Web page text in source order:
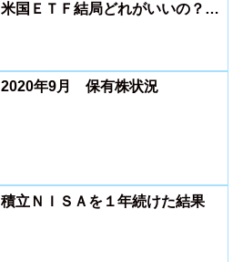
米国ＥＴＦ結局どれがいいの？３
2020年9月 保有株状況
積立ＮＩＳＡを１年続けた結果